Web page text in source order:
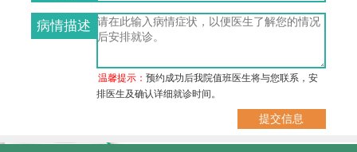
病情描述
温馨提示：预约成功后我院值班医生将与您联系，安
排医生及确认详细就诊时间。